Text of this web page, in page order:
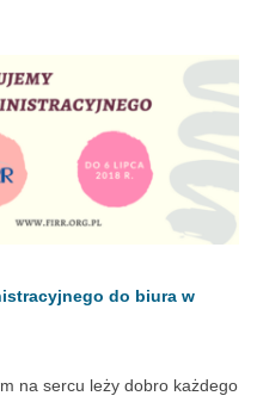
do biura w
na sercu leży dobro każdego